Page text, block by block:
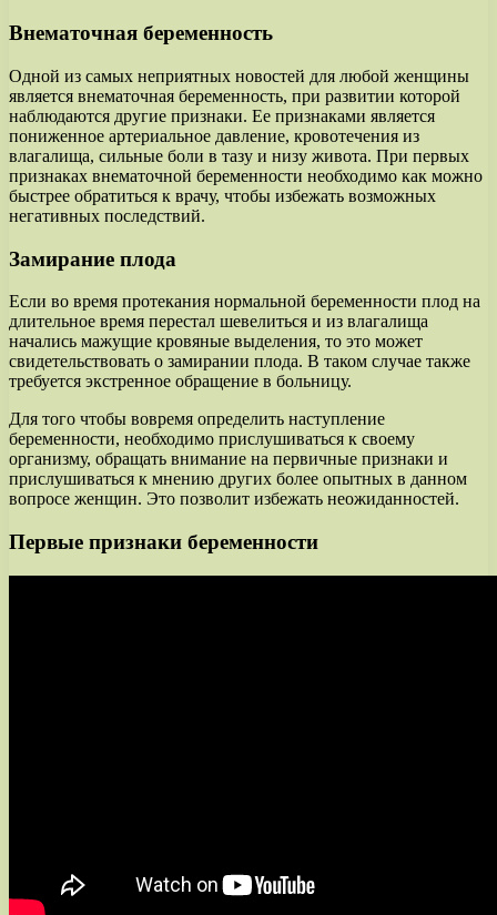
Внематочная беременность
Одной из самых неприятных новостей для любой женщины
является внематочная беременность, при развитии которой
наблюдаются другие признаки. Ее признаками является
пониженное артериальное давление, кровотечения из
влагалища, сильные боли в тазу и низу живота. При первых
признаках внематочной беременности необходимо как можно
быстрее обратиться к врачу, чтобы избежать возможных
негативных последствий.
Замирание плода
Если во время протекания нормальной беременности плод на
длительное время перестал шевелиться и из влагалища
начались мажущие кровяные выделения, то это может
свидетельствовать о замирании плода. В таком случае также
требуется экстренное обращение в больницу.
Для того чтобы вовремя определить наступление
беременности, необходимо прислушиваться к своему
организму, обращать внимание на первичные признаки и
прислушиваться к мнению других более опытных в данном
вопросе женщин. Это позволит избежать неожиданностей.
Первые признаки беременности